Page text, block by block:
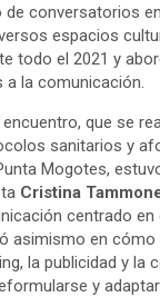
conversatorios
espacios
todo el 2021 y
la comunicación.
que se
sanitarios y
Mogotes,
Cristina
centrado en
asimismo en cómo
la publicidad y la
y